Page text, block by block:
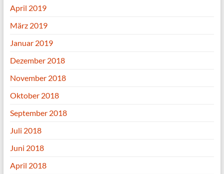
April 2019
März 2019
Januar 2019
Dezember 2018
November 2018
Oktober 2018
September 2018
Juli 2018
Juni 2018
April 2018